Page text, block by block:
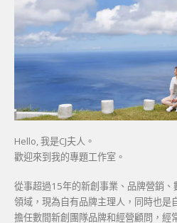
Hello, 我是CJ夫人。
歡迎來到我的專題工作室。
從事超過15年的新創事業、品牌營銷
領域，現為自有品牌主理人，同時也是
擔任數間新創團隊品牌和經營顧問，經